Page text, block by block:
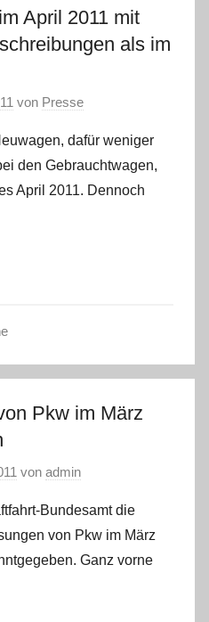
April 2011 mit
als im
von Presse
dafür weniger
den Gebrauchtwagen,
April 2011. Dennoch
Pkw im März
von admin
Bundesamt die
von Pkw im März
Ganz vorne